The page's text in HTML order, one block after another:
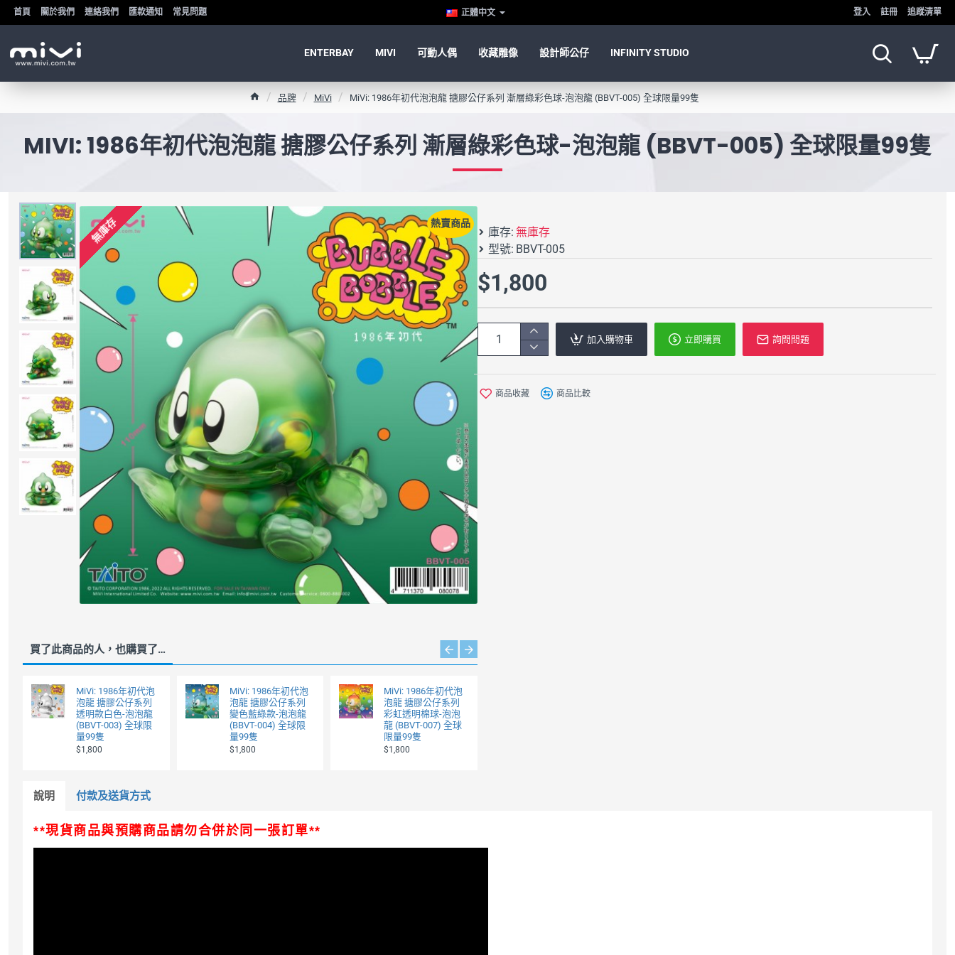
首頁 關於我們 連絡我們 匯款通知 常見問題 正體中文 登入 註冊 追蹤清單
ENTERBAY MIVI 可動人偶 收藏雕像 設計師公仔 INFINITY STUDIO
MIVI: 1986年初代泡泡龍 搪膠公仔系列 漸層綠彩色球-泡泡龍 (BBVT-005) 全球限量99隻
h
e
品牌 MiVi MiVi: 1986年初代泡泡龍 搪膠公仔系列 漸層綠彩色球-泡泡龍 (BBVT-005) 全球限量99隻
熱賣商品
無庫存
買了此商品的人，也購買了…
MiVi: 1986年初代泡
泡龍 搪膠公仔系列
透明款白色-泡泡龍
(BBVT-003) 全球限
量99隻
$1,800
MiVi: 1986年初代泡
泡龍 搪膠公仔系列
變色藍綠款-泡泡龍
(BBVT-004) 全球限
量99隻
$1,800
MiVi: 1986年初代泡
泡龍 搪膠公仔系列
彩虹透明棉球-泡泡
龍 (BBVT-007) 全球
限量99隻
$1,800
庫存: 無庫存
型號: BBVT-005
$1,800
加入購物車 立即購買 詢問問題
商品收藏 商品比較
說明 付款及送貨方式
**現貨商品與預購商品請勿合併於同一張訂單**